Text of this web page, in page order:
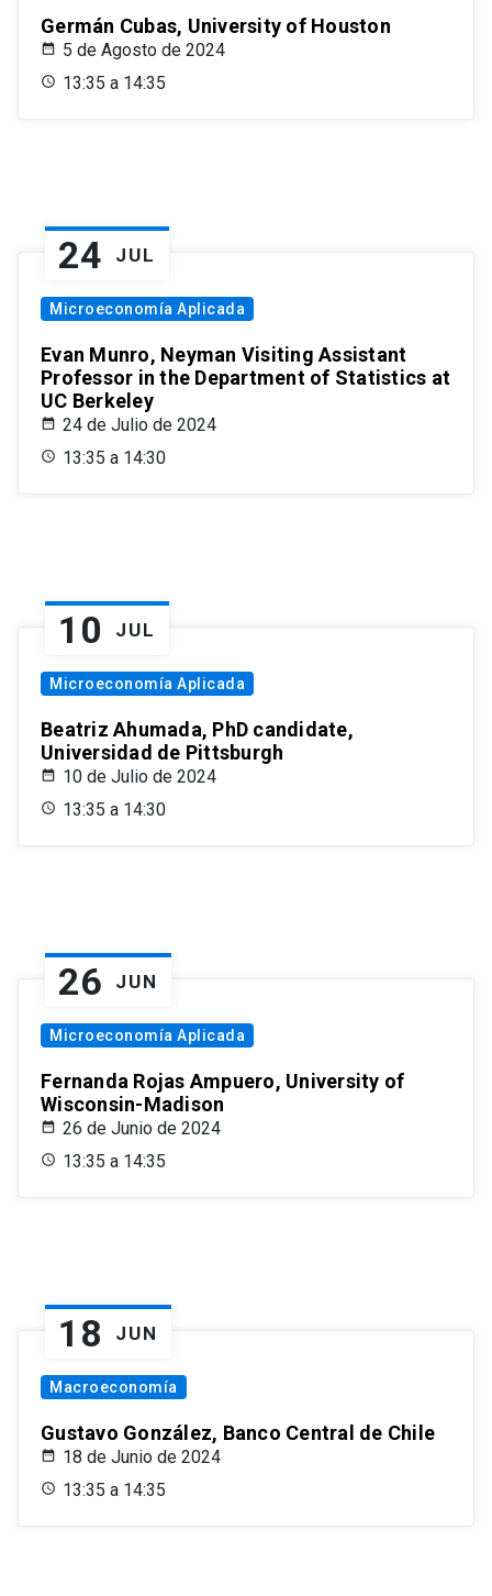
Germán Cubas, University of Houston
5 de Agosto de 2024
13:35 a 14:35
24 JUL
Microeconomía Aplicada
Evan Munro, Neyman Visiting Assistant
Professor in the Department of Statistics at
UC Berkeley
24 de Julio de 2024
13:35 a 14:30
10 JUL
Microeconomía Aplicada
Beatriz Ahumada, PhD candidate,
Universidad de Pittsburgh
10 de Julio de 2024
13:35 a 14:30
26 JUN
Microeconomía Aplicada
Fernanda Rojas Ampuero, University of
Wisconsin-Madison
26 de Junio de 2024
13:35 a 14:35
18 JUN
Macroeconomía
Gustavo González, Banco Central de Chile
18 de Junio de 2024
13:35 a 14:35